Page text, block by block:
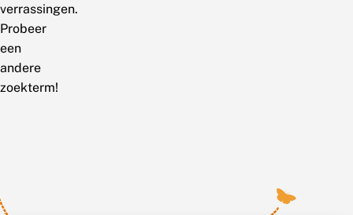
verrassingen.
Probeer
een
andere
zoekterm!